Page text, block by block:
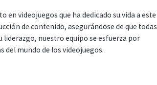
en videojuegos que ha dedicado su vida a este
de contenido, asegurándose de que todas
liderazgo, nuestro equipo se esfuerza por
del mundo de los videojuegos.